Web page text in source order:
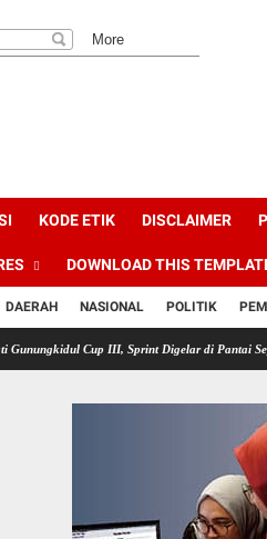
KODE ETIK DISCLAIMER
DOWNLOAD THIS
DAERAH NASIONAL POLITIK
Cup III, Sprint Digelar di Pantai Sepanjang